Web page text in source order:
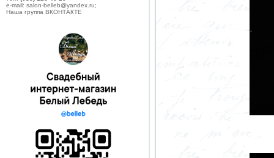
e-mail: salon-belleb@yandex.ru;
Наша группа ВКОНТАКТЕ